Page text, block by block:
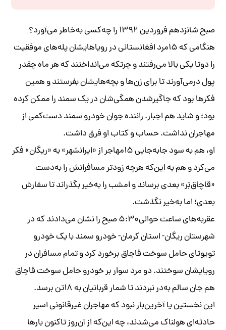
صبح شانزدهم فروردین ۱۳۹۲ را چه‌کسی به‌خاطر می‌آورد؟
هنگامی که ۱۵مرد افغانستانی در رویا‌هایشان پله‌های موفقیت
را دوتا یکی بالا می‌رفتند و چرتکه می‌انداختند که هر ماه چقدر
پول درمی‌آورند تا برای زن‌ها و بچه‌هایشان بفرستند و همین
فکر‌ها بود که جاگیرشدن همگی‌شان در یک سمند را ممکن کرده
بود؛ و شاید هم اجبار. راننده جوان خودرو سمند دست‌کمی از
مهاجران نداشت. حساب و کتاب او فرق داشت.
او، هم به سود جابه‌جایی ۱۵مهاجر از «ایرانشهر» به «ریگان» فکر
می‌کرد و هم به این‌که هرچه زود‌تر مسافرانش را به‌دست
«قاچاق‌بَر» بعدی برساند و امشب را به‌خیر بگذراند تا سفارش
بعدی؛ اما به‌خیر نگذشت.
عقربه‌های ساعت حوالی۵:۳۰ صبح را نشان می‌دادند که در
شهرستان ریگان- استان کرمان- خودرو سمند با یک خودرو
تویوتای حامل سوخت قاچاق برخورد کرد و تمام مسافران در
رویایشان سوختند. دو مرد سوار بر خودرو حامل سوخت قاچاق
هم جان سالم به‌در نبردند تا شمار قربانیان به ۱۸تن برسد.
این نخستین‌ یا آخرین‌بار نبود که مهاجران غیرقانونی اسیر
حادثه‌ای هولناک می‌شدند، چه این‌که از آن‌روز تاکنون بار‌ها